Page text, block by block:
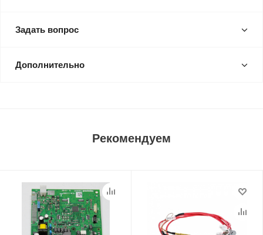
Задать вопрос
Дополнительно
Рекомендуем